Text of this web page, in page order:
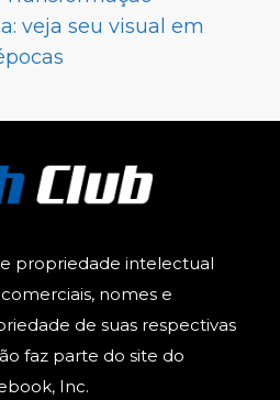
veja seu visual em
propriedade intelectual
nomes e
de suas respectivas
faz parte do site do
Inc.